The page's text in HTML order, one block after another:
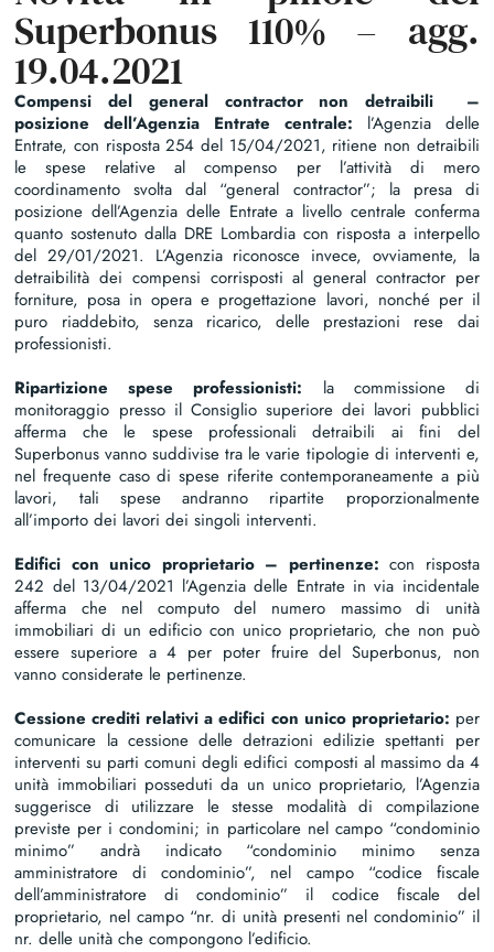
Superbonus 110% – agg.
19.04.2021
Compensi del general contractor non detraibili –
posizione dell’Agenzia Entrate centrale: l’Agenzia delle
Entrate, con risposta 254 del 15/04/2021, ritiene non detraibili
le spese relative al compenso per l’attività di mero
coordinamento svolta dal “general contractor”; la presa di
posizione dell’Agenzia delle Entrate a livello centrale conferma
quanto sostenuto dalla DRE Lombardia con risposta a interpello
del 29/01/2021. L’Agenzia riconosce invece, ovviamente, la
detraibilità dei compensi corrisposti al general contractor per
forniture, posa in opera e progettazione lavori, nonché per il
puro riaddebito, senza ricarico, delle prestazioni rese dai
professionisti.
Ripartizione spese professionisti: la commissione di
monitoraggio presso il Consiglio superiore dei lavori pubblici
afferma che le spese professionali detraibili ai fini del
Superbonus vanno suddivise tra le varie tipologie di interventi e,
nel frequente caso di spese riferite contemporaneamente a più
lavori, tali spese andranno ripartite proporzionalmente
all’importo dei lavori dei singoli interventi.
Edifici con unico proprietario – pertinenze:con risposta
242 del 13/04/2021 l’Agenzia delle Entrate in via incidentale
afferma che nel computo del numero massimo di unità
immobiliari di un edificio con unico proprietario, che non può
essere superiore a 4 per poter fruire del Superbonus, non
vanno considerate le pertinenze.
Cessione crediti relativi a edifici con unico proprietario: per
comunicare la cessione delle detrazioni edilizie spettanti per
interventi su parti comuni degli edifici composti al massimo da 4
unità immobiliari posseduti da un unico proprietario, l’Agenzia
suggerisce di utilizzare le stesse modalità di compilazione
previste per i condomini; in particolare nel campo “condominio
minimo” andrà indicato “condominio minimo senza
amministratore di condominio”, nel campo “codice fiscale
dell’amministratore di condominio” il codice fiscale del
proprietario, nel campo “nr. di unità presenti nel condominio” il
nr. delle unità che compongono l’edificio.